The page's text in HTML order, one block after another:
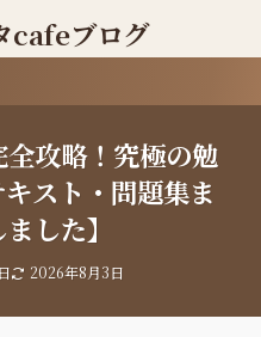
cafeブログ
攻略！究極の勉
スト・問題集ま
した】
2026年8月3日